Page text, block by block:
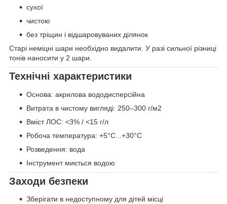
сухої
чистою
без тріщин і відшаровуваних ділянок
Старі неміцні шари необхідно видалити. У разі сильної різниці
тонів наносити у 2 шари.
Технічні характеристики
Основа: акрилова вододисперсійна
Витрата в чистому вигляді: 250–300 г/м2
Вміст ЛОС: <3% / <15 г/л
Робоча температура: +5°C...+30°C
Розведення: вода
Інструмент миється водою
Заходи безпеки
Зберігати в недоступному для дітей місці